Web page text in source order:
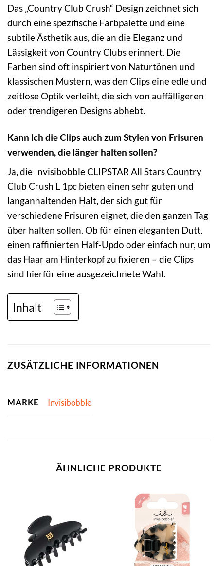
Das „Country Club Crush“ Design zeichnet sich
durch eine spezifische Farbpalette und eine
subtile Ästhetik aus, die an die Eleganz und
Lässigkeit von Country Clubs erinnert. Die
Farben sind oft inspiriert von Naturtönen und
klassischen Mustern, was den Clips eine edle und
zeitlose Optik verleiht, die sich von auffälligeren
oder trendigeren Designs abhebt.
Kann ich die Clips auch zum Stylen von Frisuren
verwenden, die länger halten sollen?
Ja, die Invisibobble CLIPSTAR All Stars Country
Club Crush L 1pc bieten einen sehr guten und
langanhaltenden Halt, der sich gut für
verschiedene Frisuren eignet, die den ganzen Tag
über halten sollen. Ob für einen eleganten Dutt,
einen raffinierten Half-Updo oder einfach nur, um
das Haar am Hinterkopf zu fixieren – die Clips
sind hierfür eine ausgezeichnete Wahl.
Inhalt
ZUSÄTZLICHE INFORMATIONEN
MARKE Invisibobble
ÄHNLICHE PRODUKTE